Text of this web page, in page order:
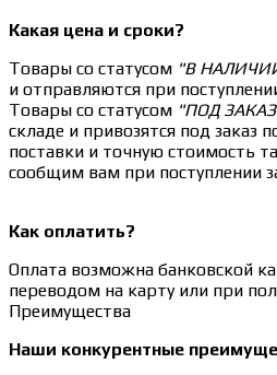
Какая цена и сроки?
Товары со статусом "В
и отправляются при
Товары со статусом "ПОД
складе и привозятся под заказ
поставки и точную стоимость
сообщим вам при поступлении
Как оплатить?
Оплата возможна банковской
переводом на карту или при
Преимущества
Наши конкурентные